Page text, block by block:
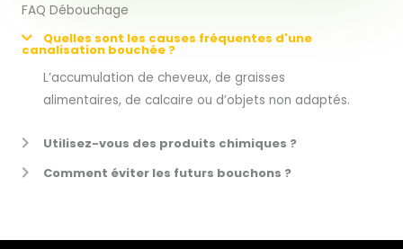
FAQ Débouchage
Quelles sont les causes fréquentes d'une
canalisation bouchée ?
L’accumulation de cheveux, de graisses
alimentaires, de calcaire ou d’objets non adaptés.
Utilisez-vous des produits chimiques ?
Comment éviter les futurs bouchons ?